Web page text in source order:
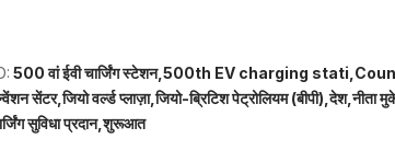
500 वां ईवी चार्जिंग स्टेशन 500th EV charging stati
सेंटर जियो वर्ल्ड प्लाज़ा जियो-ब्रिटिश पेट्रोलियम (बीपी) देश नीता
सुविधा प्रदान शुरूआत